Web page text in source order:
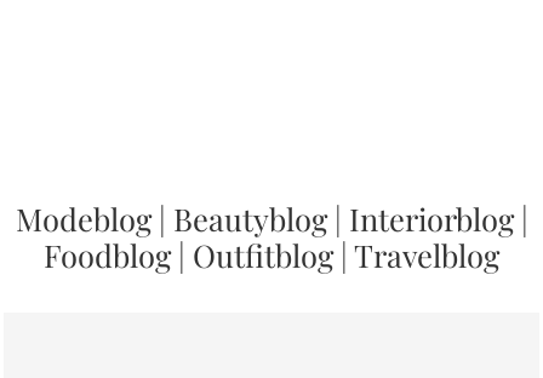
Modeblog| Beautyblog| Interiorblog|
Foodblog| Outfitblog| Travelblog